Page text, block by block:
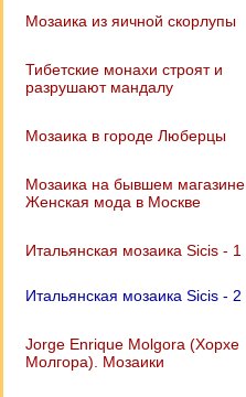
Мозаика из яичной скорлупы
Тибетские монахи строят и
разрушают мандалу
Мозаика в городе Люберцы
Мозаика на бывшем магазине
Женская мода в Москве
Итальянская мозаика Sicis - 1
Итальянская мозаика Sicis - 2
Jorge Enrique Molgora (Хорхе
Молгора). Мозаики